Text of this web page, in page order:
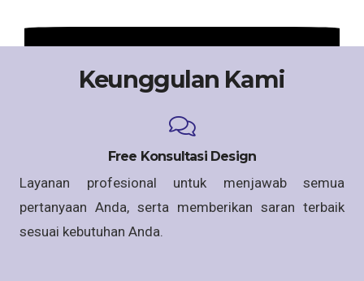
Keunggulan Kami
Free Konsultasi Design
Layanan profesional untuk menjawab semua
pertanyaan Anda, serta memberikan saran terbaik
sesuai kebutuhan Anda.